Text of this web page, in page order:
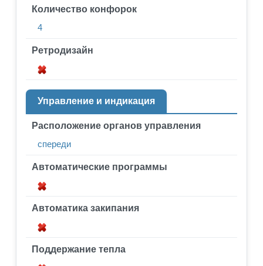
Количество конфорок
4
Ретродизайн
Управление и индикация
Расположение органов управления
спереди
Автоматические программы
Автоматика закипания
Поддержание тепла